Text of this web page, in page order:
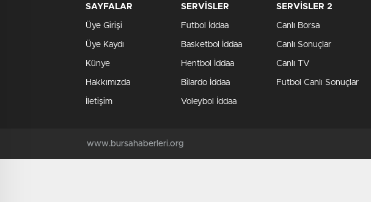
SAYFALAR
Üye Girişi
Üye Kaydı
Künye
Hakkımızda
İletişim
SERVİSLER
Futbol İddaa
Basketbol İddaa
Hentbol İddaa
Bilardo İddaa
Voleybol İddaa
SERVİSLER 2
Canlı Borsa
Canlı Sonuçlar
Canlı TV
Futbol Canlı Sonuçlar
www.bursahaberleri.org